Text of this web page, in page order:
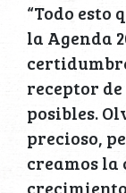
“Todo esto
la Agenda
receptor
posibles.
precioso,
creamos la